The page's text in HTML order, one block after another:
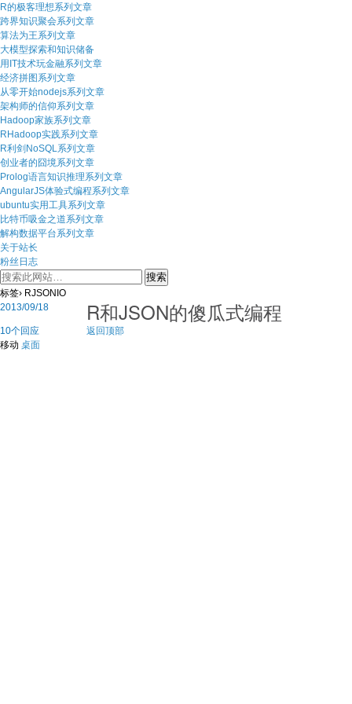
R的极客理想系列文章
跨界知识聚会系列文章
算法为王系列文章
大模型探索和知识储备
用IT技术玩金融系列文章
经济拼图系列文章
从零开始nodejs系列文章
架构师的信仰系列文章
Hadoop家族系列文章
RHadoop实践系列文章
R利剑NoSQL系列文章
创业者的囧境系列文章
Prolog语言知识推理系列文章
AngularJS体验式编程系列文章
ubuntu实用工具系列文章
比特币吸金之道系列文章
解构数据平台系列文章
关于站长
粉丝日志
标签› RJSONIO
2013/09/18
R和JSON的傻瓜式编程
10个回应
返回顶部
移动 桌面